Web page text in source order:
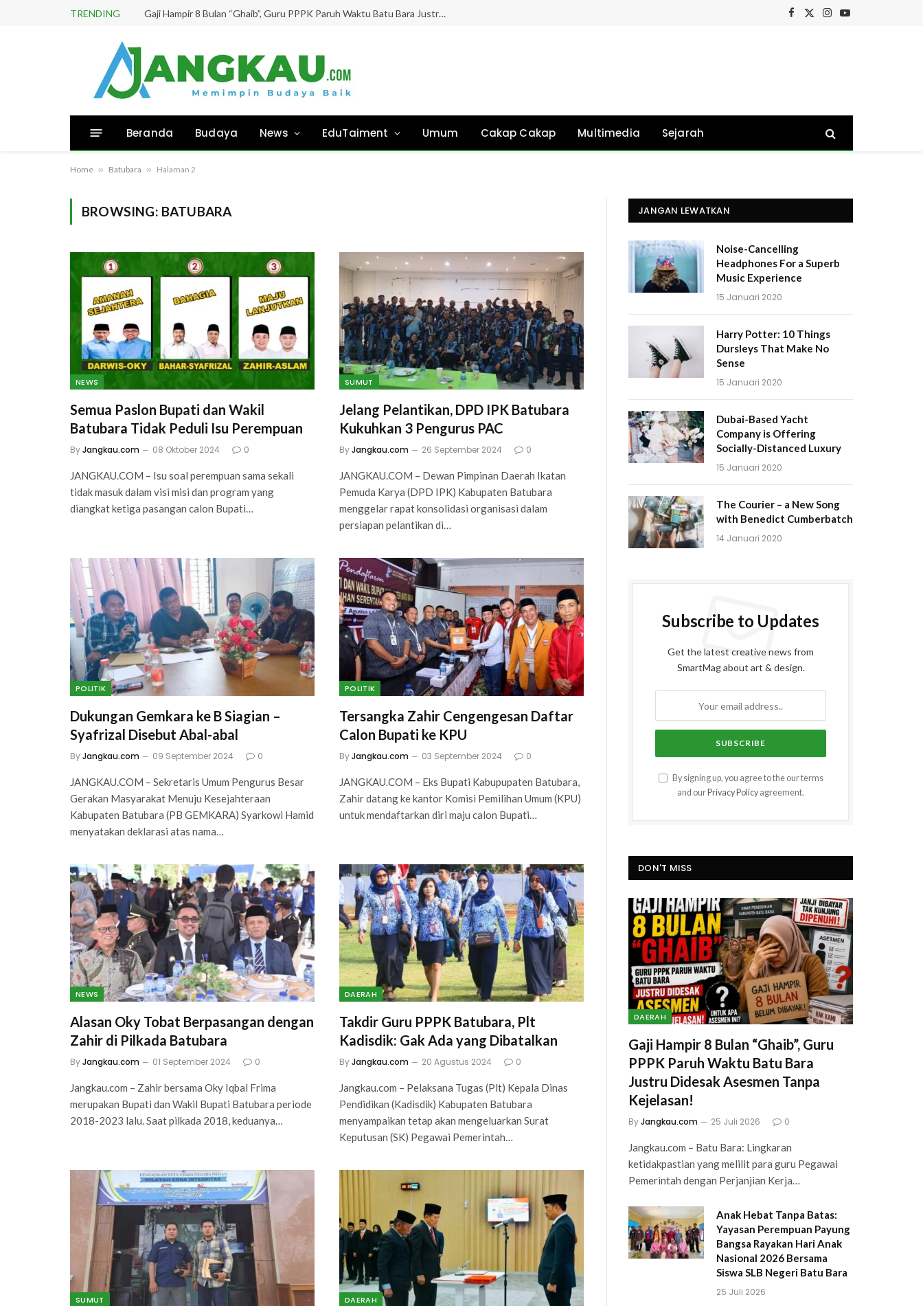
TRENDING Gaji Hampir 8 Bulan “Ghaib”, Guru PPPK Paruh Waktu Batu Bara Justru Didesak Asesmen Tanpa Kejelasan!
Facebook
X
Instagram
YouTube
Beranda Budaya News EduTaiment Umum Cakap Cakap Multimedia Sejarah
Home » Batubara » Halaman 2
BROWSING: BATUBARA
NEWS
Semua Paslon Bupati dan Wakil
Batubara Tidak Peduli Isu Perempuan
ByJangkau.com 08 Oktober 2024 0
JANGKAU.COM – Isu soal perempuan sama sekali
tidak masuk dalam visi misi dan program yang
diangkat ketiga pasangan calon Bupati…
SUMUT
Jelang Pelantikan, DPD IPK Batubara
Kukuhkan 3 Pengurus PAC
ByJangkau.com 26 September 2024 0
JANGKAU.COM – Dewan Pimpinan Daerah Ikatan
Pemuda Karya (DPD IPK) Kabupaten Batubara
menggelar rapat konsolidasi organisasi dalam
persiapan pelantikan di…
POLITIK
Dukungan Gemkara ke B Siagian –
Syafrizal Disebut Abal-abal
ByJangkau.com 09 September 2024 0
JANGKAU.COM – Sekretaris Umum Pengurus Besar
Gerakan Masyarakat Menuju Kesejahteraan
Kabupaten Batubara (PB GEMKARA) Syarkowi Hamid
menyatakan deklarasi atas nama…
POLITIK
Tersangka Zahir Cengengesan Daftar
Calon Bupati ke KPU
ByJangkau.com 03 September 2024 0
JANGKAU.COM – Eks Bupati Kabupupaten Batubara,
Zahir datang ke kantor Komisi Pemilihan Umum (KPU)
untuk mendaftarkan diri maju calon Bupati…
NEWS
Alasan Oky Tobat Berpasangan dengan
Zahir di Pilkada Batubara
ByJangkau.com 01 September 2024 0
Jangkau.com – Zahir bersama Oky Iqbal Frima
merupakan Bupati dan Wakil Bupati Batubara periode
2018-2023 lalu. Saat pilkada 2018, keduanya…
DAERAH
Takdir Guru PPPK Batubara, Plt
Kadisdik: Gak Ada yang Dibatalkan
ByJangkau.com 20 Agustus 2024 0
Jangkau.com – Pelaksana Tugas (Plt) Kepala Dinas
Pendidikan (Kadisdik) Kabupaten Batubara
menyampaikan tetap akan mengeluarkan Surat
Keputusan (SK) Pegawai Pemerintah…
SUMUT DAERAH
JANGAN LEWATKAN
Noise-Cancelling
Headphones For a Superb
Music Experience
15 Januari 2020
Harry Potter: 10 Things
Dursleys That Make No
Sense
15 Januari 2020
Dubai-Based Yacht
Company is Offering
Socially-Distanced Luxury
15 Januari 2020
The Courier – a New Song
with Benedict Cumberbatch
14 Januari 2020
Subscribe to Updates
Get the latest creative news from
SmartMag about art & design.
By signing up, you agree to the our terms
and our Privacy Policy agreement.
DON'T MISS
DAERAH
Gaji Hampir 8 Bulan “Ghaib”, Guru
PPPK Paruh Waktu Batu Bara
Justru Didesak Asesmen Tanpa
Kejelasan!
ByJangkau.com 25 Juli 2026 0
Jangkau.com – Batu Bara: Lingkaran
ketidakpastian yang melilit para guru Pegawai
Pemerintah dengan Perjanjian Kerja…
Anak Hebat Tanpa Batas:
Yayasan Perempuan Payung
Bangsa Rayakan Hari Anak
Nasional 2026 Bersama
Siswa SLB Negeri Batu Bara
25 Juli 2026